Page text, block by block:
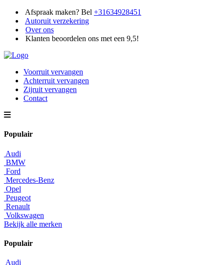
Afspraak maken? Bel +31634928451
Autoruit verzekering
Over ons
Klanten beoordelen ons met een 9,5!
Voorruit vervangen
Achterruit vervangen
Zijruit vervangen
Contact
Populair
Audi
BMW
Ford
Mercedes-Benz
Opel
Peugeot
Renault
Volkswagen
Bekijk alle merken
Populair
Audi